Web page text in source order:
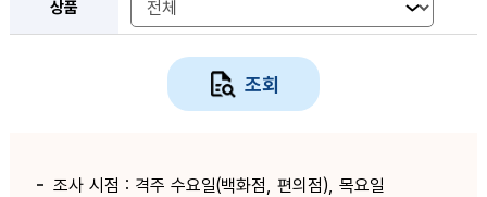
상품
조회
조사 시점 : 격주 수요일(백화점, 편의점), 목요일